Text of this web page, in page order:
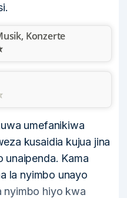
Konzerte
umefanikiwa
kusaidia kujua jina
unaipenda. Kama
la nyimbo unayo
nyimbo hiyo kwa